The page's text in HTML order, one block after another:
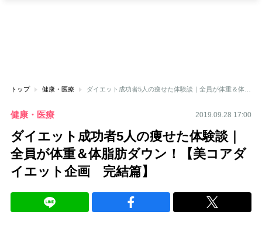
トップ 健康・医療
健康・医療 2019.09.28 17:00
ダイエット成功者5人の痩せた体験談｜
全員が体重＆体脂肪ダウン！【美コアダ
イエット企画 完結篇】